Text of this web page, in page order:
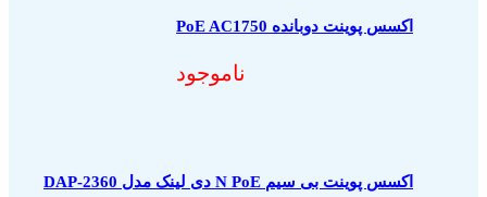
اکسس پوینت دوبانده PoE AC1750
ناموجود
اکسس پوینت بی سیم N PoE دی لینک مدل DAP-2360